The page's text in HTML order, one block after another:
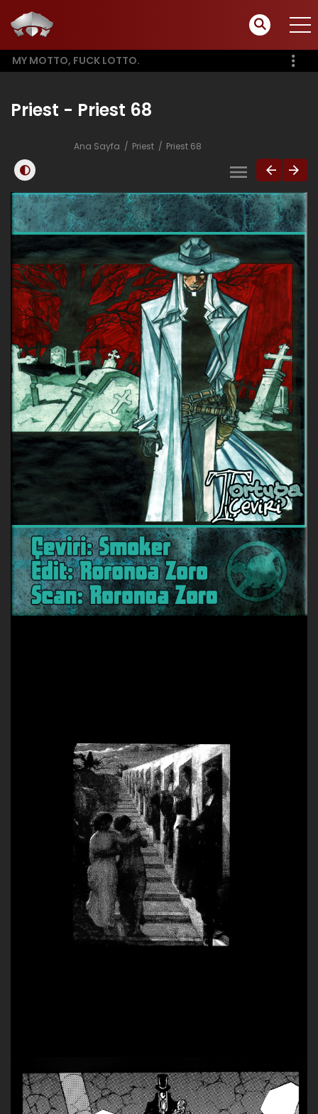
MY MOTTO, FUCK LOTTO.
Priest - Priest 68
Ana Sayfa Priest Priest 68